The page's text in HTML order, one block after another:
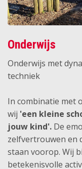
Onderwijs
Onderwijs met
techniek
In combinatie met
wij 'een kleine
jouw kind'. De
zelfvertrouwen en
staan voorop. Wij
betekenisvolle